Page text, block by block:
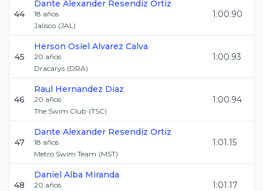
44
Dante Alexander Resendiz Ortiz
18 años
Jalisco (JAL)
1:00.90
45
Herson Osiel Alvarez Calva
20 años
Dracarys (DRA)
1:00.93
46
Raul Hernandez Diaz
20 años
The Swim Club (TSC)
1:00.94
47
Dante Alexander Resendiz Ortiz
18 años
Metro Swim Team (MST)
1:01.15
48
Daniel Alba Miranda
20 años
1:01.17